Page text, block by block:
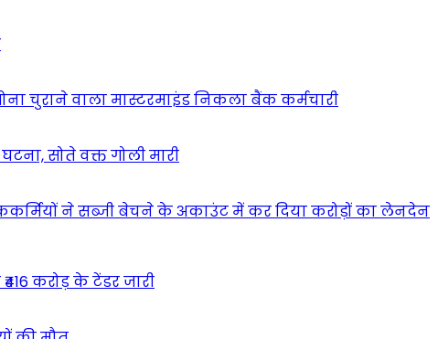
चुराने वाला मास्टरमाइंड निकला बैंक कर्मचारी
सोते वक्त गोली मारी
ने सब्जी बेचने के अकाउंट में कर दिया करोड़ों का लेनदेन
करोड़ के टेंडर जारी